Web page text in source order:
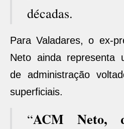
décadas.
Para Valadares, o ex-
Neto ainda representa
de administração
superficiais.
“ACM Neto,